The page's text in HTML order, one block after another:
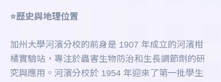
⭐️歷史與地理位置
加州大學河濱分校的前身是 1907 年成立的河濱柑
橘實驗站，專注於蟲害生物防治和生長調節劑的研
究與應用。河濱分校於 1954 年迎來了第一批學生